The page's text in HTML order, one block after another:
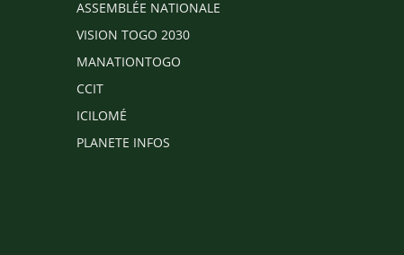
ASSEMBLÉE NATIONALE
VISION TOGO 2030
MANATIONTOGO
CCIT
ICILOMÉ
PLANETE INFOS